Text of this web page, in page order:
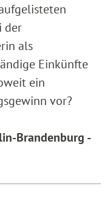
der
als
Einkünfte
ein
vor?
Brandenburg -